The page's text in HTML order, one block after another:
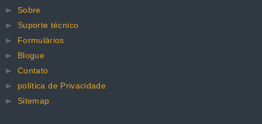
Sobre
Suporte técnico
Formulários
Blogue
Contato
política de Privacidade
Sitemap